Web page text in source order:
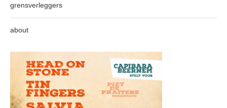
grensverleggers
about